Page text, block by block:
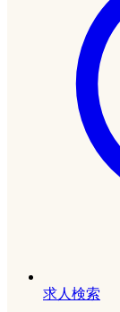
求人検索